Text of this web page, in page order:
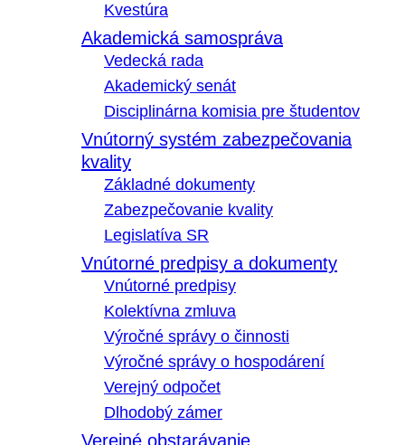
Kvestúra
Akademická samospráva
Vedecká rada
Akademický senát
Disciplinárna komisia pre študentov
Vnútorný systém zabezpečovania
kvality
Základné dokumenty
Zabezpečovanie kvality
Legislatíva SR
Vnútorné predpisy a dokumenty
Vnútorné predpisy
Kolektívna zmluva
Výročné správy o činnosti
Výročné správy o hospodárení
Verejný odpočet
Dlhodobý zámer
Verejné obstarávanie